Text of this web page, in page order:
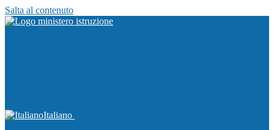
Salta al contenuto
Italiano